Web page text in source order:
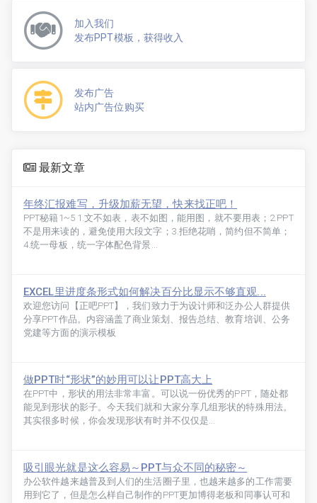
加入我们
发布PPT模板，获得收入
发布广告
站内广告位购买
最新文章
年终汇报难写，升级加薪无望，快来找正吧！
PPT秘籍1~5 1.文不如表，表不如图，能用图，就不要用表；2.PPT
不是用来读的，避免使用大段文字；3.拒绝花哨，简约但不简单；
4.统一母板，统一字体配色背景...
EXCEL里进度条形式如何解决百分比显示不够直观...
欢迎您访问【正吧PPT】，我们致力于为设计师和泛办公人群提供
分享PPT作品。内容涵盖了商业策划、报告总结、教育培训、公务
党建等方面的演示模板
做PPT时“形状”的妙用可以让PPT高大上
在PPT中，形状的用法非常丰富。可以说一份优秀的PPT，随处都
能见到形状的影子。今天我们就和大家分享几组形状的特殊用法。
其实很多时候，你会发现形状有时并不仅仅是...
吸引眼光就是这么容易～PPT与众不同的秘密～
办公软件越来越普及到人们的生活圈子里，也越来越多的工作需要
用到它了，但是怎么样自己制作的PPT更加博得老板和同事认可和